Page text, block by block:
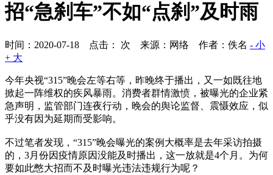
招“急刹车”不如“点刹”及时雨
时间：2020-07-18 点击： 次 来源：网络 作者：佚名 - 小
+ 大
今年央视“315”晚会左等右等，昨晚终于播出，又一如既往地
掀起一阵维权的疾风暴雨。消费者群情激愤，被曝光的企业紧
急声明，监管部门连夜行动，晚会的舆论监督、震慑效应，似
乎没有因为延期而受影响。
不过笔者发现，“315”晚会曝光的案例大概率是去年采访拍摄
的，3月份因疫情原因没能及时播出，这一放就是4个月。为何
要如此憋大招而不及时曝光违法违规行为呢？